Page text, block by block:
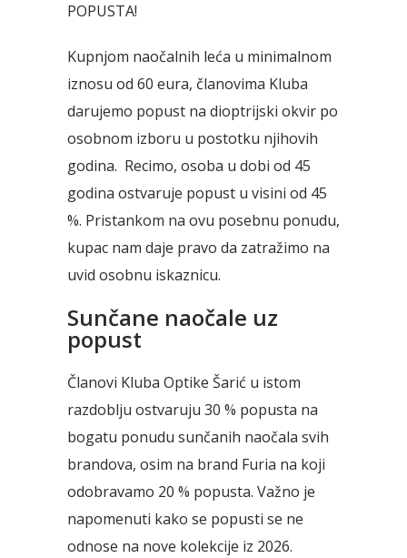
POPUSTA!
Kupnjom naočalnih leća u minimalnom
iznosu od 60 eura, članovima Kluba
darujemo popust na dioptrijski okvir po
osobnom izboru u postotku njihovih
godina. Recimo, osoba u dobi od 45
godina ostvaruje popust u visini od 45
%. Pristankom na ovu posebnu ponudu,
kupac nam daje pravo da zatražimo na
uvid osobnu iskaznicu.
Sunčane naočale uz
popust
Članovi Kluba Optike Šarić u istom
razdoblju ostvaruju 30 % popusta na
bogatu ponudu sunčanih naočala svih
brandova, osim na brand Furia na koji
odobravamo 20 % popusta. Važno je
napomenuti kako se popusti se ne
odnose na nove kolekcije iz 2026.